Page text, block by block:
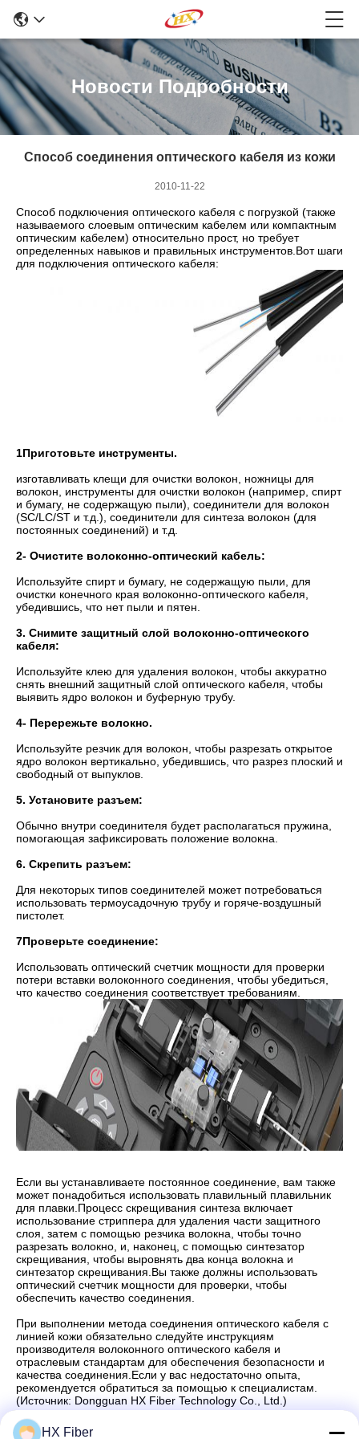
Новости Подробности
Способ соединения оптического кабеля из кожи
2010-11-22
Способ подключения оптического кабеля с погрузкой (также
называемого слоевым оптическим кабелем или компактным
оптическим кабелем) относительно прост, но требует
определенных навыков и правильных инструментов.Вот шаги
для подключения оптического кабеля:
1Приготовьте инструменты.
изготавливать клещи для очистки волокон, ножницы для
волокон, инструменты для очистки волокон (например, спирт
и бумагу, не содержащую пыли), соединители для волокон
(SC/LC/ST и т.д.), соединители для синтеза волокон (для
постоянных соединений) и т.д.
2- Очистите волоконно-оптический кабель:
Используйте спирт и бумагу, не содержащую пыли, для
очистки конечного края волоконно-оптического кабеля,
убедившись, что нет пыли и пятен.
3. Снимите защитный слой волоконно-оптического
кабеля:
Используйте клею для удаления волокон, чтобы аккуратно
снять внешний защитный слой оптического кабеля, чтобы
выявить ядро волокон и буферную трубу.
4- Перережьте волокно.
Используйте резчик для волокон, чтобы разрезать открытое
ядро волокон вертикально, убедившись, что разрез плоский и
свободный от выпуклов.
5. Установите разъем:
Обычно внутри соединителя будет располагаться пружина,
помогающая зафиксировать положение волокна.
6. Скрепить разъем:
Для некоторых типов соединителей может потребоваться
использовать термоусадочную трубу и горяче-воздушный
пистолет.
7Проверьте соединение:
Использовать оптический счетчик мощности для проверки
потери вставки волоконного соединения, чтобы убедиться,
что качество соединения соответствует требованиям.
Если вы устанавливаете постоянное соединение, вам также
может понадобиться использовать плавильный плавильник
для плавки.Процесс скрещивания синтеза включает
использование стриппера для удаления части защитного
слоя, затем с помощью резчика волокна, чтобы точно
разрезать волокно, и, наконец, с помощью синтезатор
скрещивания, чтобы выровнять два конца волокна и
синтезатор скрещивания.Вы также должны использовать
оптический счетчик мощности для проверки, чтобы
обеспечить качество соединения.
При выполнении метода соединения оптического кабеля с
линией кожи обязательно следуйте инструкциям
производителя волоконного оптического кабеля и
отраслевым стандартам для обеспечения безопасности и
качества соединения.Если у вас недостаточно опыта,
рекомендуется обратиться за помощью к специалистам.
(Источник: Dongguan HX Fiber Technology Co., Ltd.)
HX Fiber